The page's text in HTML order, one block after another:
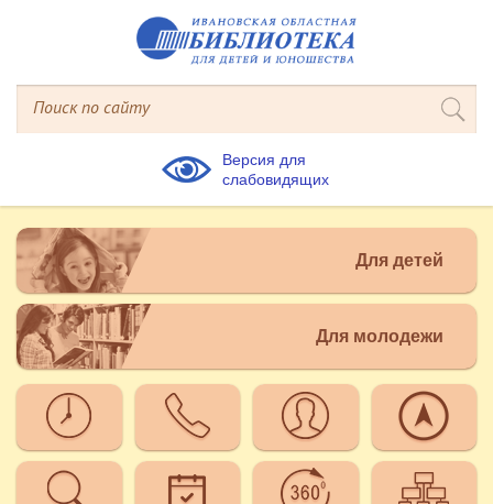
Версия для
слабовидящих
Для детей
Для молодежи